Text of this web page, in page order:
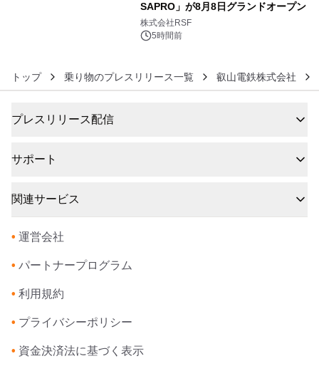
SAPRO」が8月8日グランドオープン
株式会社RSF
5時間前
トップ 乗り物のプレスリリース一覧 叡山電鉄株式会社
プレスリリース配信
サポート
関連サービス
• 運営会社
• パートナープログラム
• 利用規約
• プライバシーポリシー
• 資金決済法に基づく表示